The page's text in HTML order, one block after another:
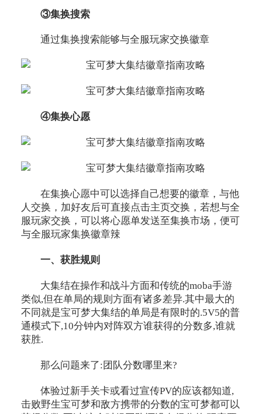
③集换搜索
通过集换搜索能够与全服玩家交换徽章
④集换心愿
在集换心愿中可以选择自己想要的徽章，与他
人交换，加好友后可直接点击主页交换，若想与全
服玩家交换，可以将心愿单发送至集换市场，便可
与全服玩家集换徽章辣
一、获胜规则
大集结在操作和战斗方面和传统的moba手游
类似,但在单局的规则方面有诸多差异.其中最大的
不同就是宝可梦大集结的单局是有限时的.5V5的普
通模式下,10分钟内对阵双方谁获得的分数多,谁就
获胜.
那么问题来了:团队分数哪里来?
体验过新手关卡或看过宣传PV的应该都知道,
击败野生宝可梦和敌方携带的分数的宝可梦都可以